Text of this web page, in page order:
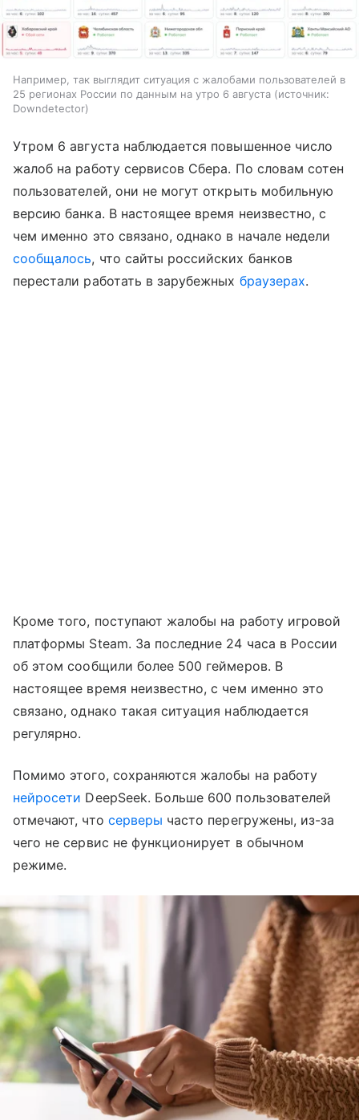
Например, так выглядит ситуация с жалобами пользователей в
25 регионах России по данным на утро 6 августа
источник:
Downdetector
Утром 6 августа наблюдается повышенное число
жалоб на работу сервисов Сбера. По словам сотен
пользователей, они не могут открыть мобильную
версию банка. В настоящее время неизвестно, с
чем именно это связано, однако в начале недели
сообщалось, что сайты российских банков
перестали работать в зарубежных браузерах.
Кроме того, поступают жалобы на работу игровой
платформы Steam. За последние 24 часа в России
об этом сообщили более 500 геймеров. В
настоящее время неизвестно, с чем именно это
связано, однако такая ситуация наблюдается
регулярно.
Помимо этого, сохраняются жалобы на работу
нейросети DeepSeek. Больше 600 пользователей
отмечают, что серверы часто перегружены, из-за
чего не сервис не функционирует в обычном
режиме.